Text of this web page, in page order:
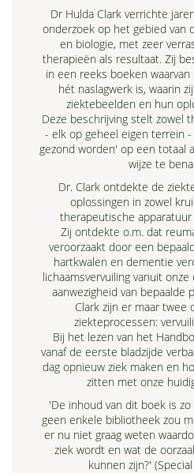
Dr Hulda Clark verrichte
onderzoek op het gebied van
en biologie, met zeer
therapieën als resultaat. Zij
in een reeks boeken
hét naslagwerk is, waarin
ziektebeelden en hun
Deze beschrijving stelt zowel
- elk op geheel eigen terrein
gezond worden' op een totaal
wijze te
Dr. Clark ontdekte de
oplossingen in zowel
therapeutische
Zij ontdekte o.m. dat
veroorzaakt door een
hartkwalen en dementie
lichaamsvervuiling vanuit
aanwezigheid van bepaalde
Clark zijn er maar twee
ziekteprocessen:
Bij het lezen van het
vanaf de eerste bladzijde
dag opnieuw ziek maken en
zitten met onze
'De inhoud van dit boek is
geen enkele bibliotheek zou
er nu niet graag weten
ziek wordt en wat de
kunnen zijn?'